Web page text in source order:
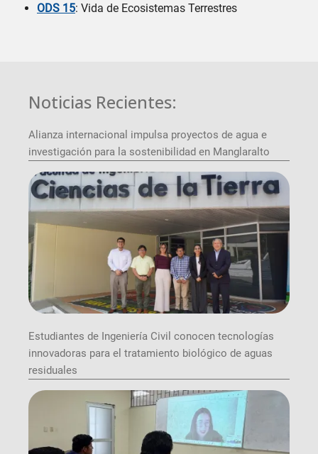
ODS 15: Vida de Ecosistemas Terrestres
Noticias Recientes:
Alianza internacional impulsa proyectos de agua e
investigación para la sostenibilidad en Manglaralto
Estudiantes de Ingeniería Civil conocen tecnologías
innovadoras para el tratamiento biológico de aguas
residuales